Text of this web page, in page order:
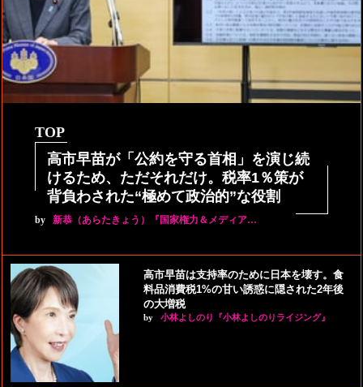
TOP
高市早苗が「公約を守る首相」を演じ続
けるため、ただそれだけ。税率1％策が
背負わされた“極めて政治的”な役割
by 新恭（あらたきょう）『国家権力＆メディア…
高市早苗は支持率のために日本を壊す。食
料品消費税1%の甘い誘惑に隠された2年後
の大増税
by 小林よしのり『小林よしのりライジング』